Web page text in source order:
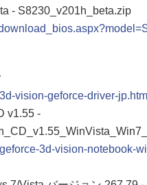
- S8230_v201h_beta.zip
vision-geforce-driver-jp.html
v1.55 -
3d-vision-notebook-